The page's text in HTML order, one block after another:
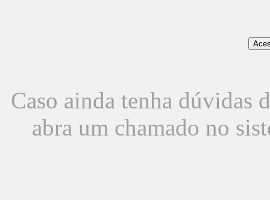
Caso ainda tenha dúvidas
abra um chamado no